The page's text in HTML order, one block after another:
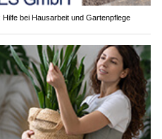
bei Hausarbeit und Gartenpflege